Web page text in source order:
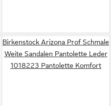
Birkenstock Arizona Prof Schmale
Weite Sandalen Pantolette Leder
1018223 Pantolette Komfort